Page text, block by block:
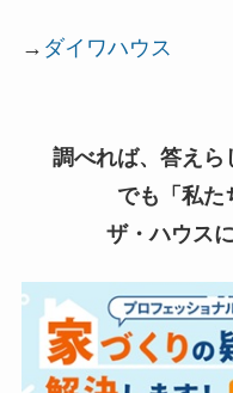
→ ダイワハウス
調べれば、答えら
でも「私た
ザ・ハウス